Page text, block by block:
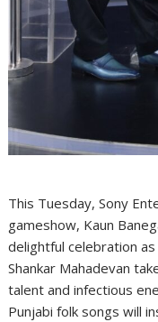
This Tuesday, Sony
gameshow, Kaun
delightful celebration
Shankar Mahadevan
talent and infectious
Punjabi folk songs will